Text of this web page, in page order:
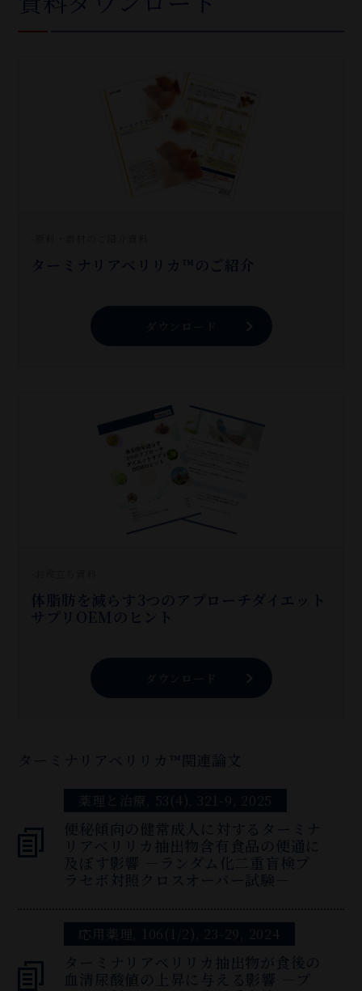
ターミナリアベリリカ™のご紹介
ダウンロード
体脂肪を減らす3つのアプローチダイエット
サプリOEMのヒント
ダウンロード
ターミナリアベリリカ™関連論文
薬理と治療, 53(4), 321-9, 2025
便秘傾向の健常成人に対するターミナ
リアベリリカ抽出物含有食品の便通に
及ぼす影響 －ランダム化二重盲検プ
ラセボ対照クロスオーバー試験－
応用薬理, 106(1/2), 23-29, 2024
ターミナリアベリリカ抽出物が食後の
血清尿酸値の上昇に与える影響 －プ